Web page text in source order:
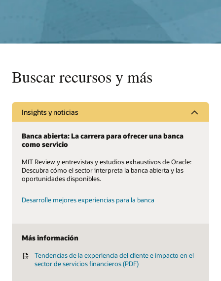
Buscar recursos y más
Insights y noticias
Banca abierta: La carrera para ofrecer una banca
como servicio
MIT Review y entrevistas y estudios exhaustivos de Oracle:
Descubra cómo el sector interpreta la banca abierta y las
oportunidades disponibles.
Desarrolle mejores experiencias para la banca
Más información
Tendencias de la experiencia del cliente e impacto en el
sector de servicios financieros (PDF)